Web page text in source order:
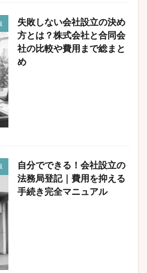
失敗しない会社設立の決め
方とは？株式会社と合同会
社の比較や費用まで総まと
め
自分でできる！会社設立の
法務局登記｜費用を抑える
手続き完全マニュアル
自宅
見せ金
設立準備チェックリスト
貨物業
検索